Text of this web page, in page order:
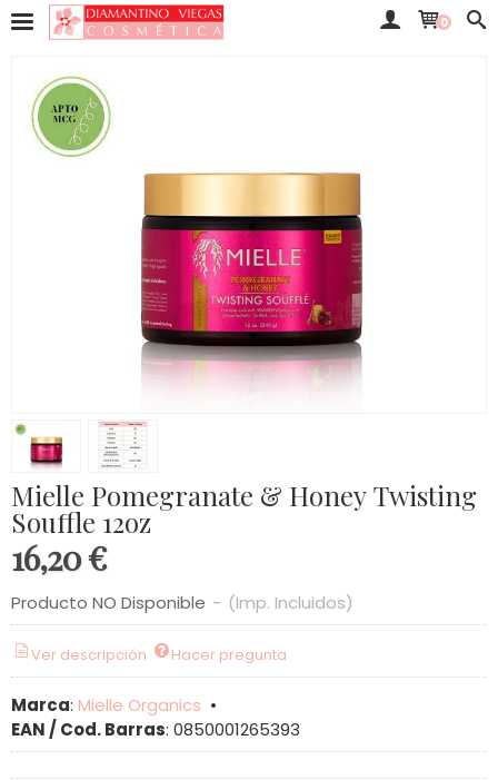
0
Mielle Pomegranate & Honey Twisting
Souffle 12oz
16,20 €
Producto NO Disponible - (Imp. Incluidos)
Ver descripción Hacer pregunta
Marca: Mielle Organics •
EAN / Cod. Barras: 0850001265393